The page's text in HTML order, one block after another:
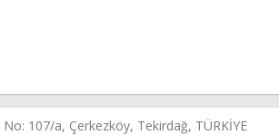
107/a, Çerkezköy, Tekirdağ, TÜRKİYE